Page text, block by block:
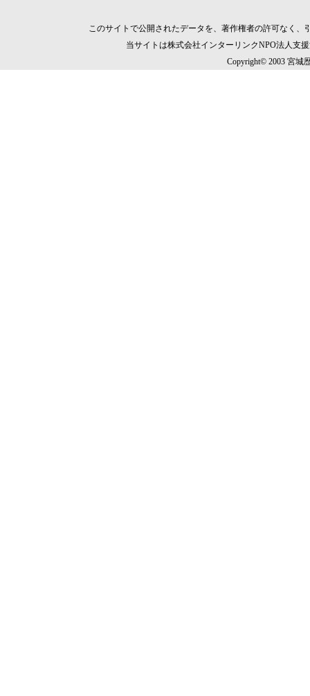
このサイトで公開されたデータを、著作権者の許可なく
当サイトは株式会社インターリンクNPO法人支
Copyright© 2003 宮城